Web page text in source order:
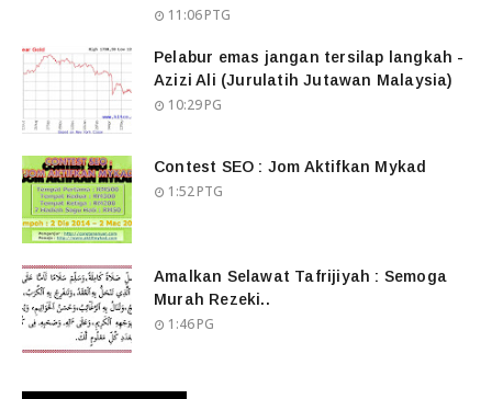
11:06 PTG
Pelabur emas jangan tersilap langkah -
Azizi Ali (Jurulatih Jutawan Malaysia)
10:29 PG
Contest SEO : Jom Aktifkan Mykad
1:52 PTG
Amalkan Selawat Tafrijiyah : Semoga
Murah Rezeki..
1:46 PG